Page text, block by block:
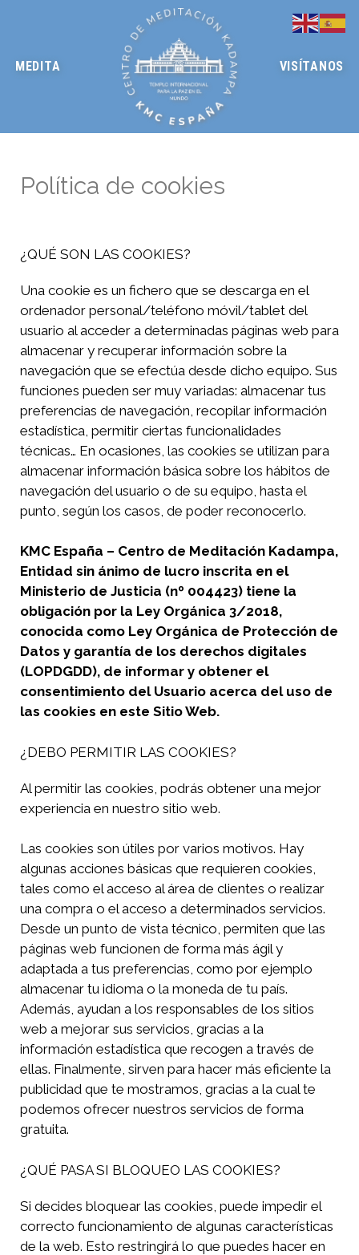
MEDITA VISÍTANOS
Política de cookies
¿QUÉ SON LAS COOKIES?
Una cookie es un fichero que se descarga en el
ordenador personal/teléfono móvil/tablet del
usuario al acceder a determinadas páginas web para
almacenar y recuperar información sobre la
navegación que se efectúa desde dicho equipo. Sus
funciones pueden ser muy variadas: almacenar tus
preferencias de navegación, recopilar información
estadística, permitir ciertas funcionalidades
técnicas… En ocasiones, las cookies se utilizan para
almacenar información básica sobre los hábitos de
navegación del usuario o de su equipo, hasta el
punto, según los casos, de poder reconocerlo.
KMC España – Centro de Meditación Kadampa,
Entidad sin ánimo de lucro inscrita en el
Ministerio de Justicia (nº 004423) tiene la
obligación por la Ley Orgánica 3/2018,
conocida como Ley Orgánica de Protección de
Datos y garantía de los derechos digitales
(LOPDGDD), de informar y obtener el
consentimiento del Usuario acerca del uso de
las cookies en este Sitio Web.
¿DEBO PERMITIR LAS COOKIES?
Al permitir las cookies, podrás obtener una mejor
experiencia en nuestro sitio web.
Las cookies son útiles por varios motivos. Hay
algunas acciones básicas que requieren cookies,
tales como el acceso al área de clientes o realizar
una compra o el acceso a determinados servicios.
Desde un punto de vista técnico, permiten que las
páginas web funcionen de forma más ágil y
adaptada a tus preferencias, como por ejemplo
almacenar tu idioma o la moneda de tu país.
Además, ayudan a los responsables de los sitios
web a mejorar sus servicios, gracias a la
información estadística que recogen a través de
ellas. Finalmente, sirven para hacer más eficiente la
publicidad que te mostramos, gracias a la cual te
podemos ofrecer nuestros servicios de forma
gratuita.
¿QUÉ PASA SI BLOQUEO LAS COOKIES?
Si decides bloquear las cookies, puede impedir el
correcto funcionamiento de algunas características
de la web. Esto restringirá lo que puedes hacer en